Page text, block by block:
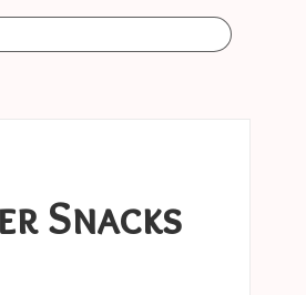
Snacks